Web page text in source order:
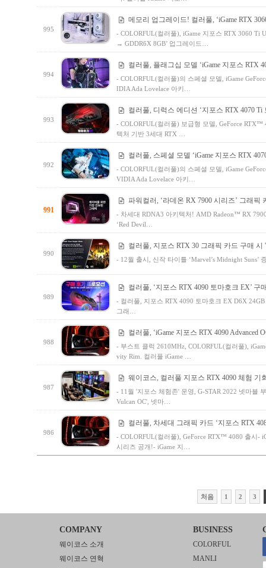
995
메모리 업그레이드! 컬러풀, ‘iGame RTX
- COLORFUL(컬러풀), iGame 지포스 RTX 3060 Ti
→ GDDR6X 8GB’ 업그레이드…
994
컬러풀, 플래그십 모델 ‘iGame 지포스 RTX
- COLORFUL(컬러풀)의 스페셜 모델, iGame
IDIA Ada Lovelace 아키…
993
컬러풀, 디럭스 에디션 ‘지포스 RTX 4070 Ti
- COLORFUL(컬러풀) 보급형 모델, GeForce
텍처 기반 3세대 RTX …
992
컬러풀, 스페셜 모델 ‘iGame 지포스 RTX
- COLORFUL(컬러풀)의 스페셜 모델, iGame
VIDIA Ada Lovelace 아키…
991
파워컬러, ‘라데온 RX 7900 시리즈’ 그래픽
- 차세대 RDNA3 아키텍처! AMD Radeon™ RX
‘Red Devil…
990
컬러풀, 지포스 RTX 30 그래픽 카드 구매
- 12월 출시, 신작 타이틀 ‘Marvel’s Midnight
989
컬러풀, ‘지포스 RTX 4090 토마호크 EX’
- 컬러풀, 지포스 RTX 4090 토마호크 EX D6X
그래…
988
컬러풀, ‘iGame 지포스 RTX 4090 Advanced
- 부스트 클럭 2610MHz, COLORFUL(컬러풀),
vity Rim. 컬러풀 iGame …
987
웨이코스, 컬러풀 지포스 RTX 4090 체험 기
- 11월 '지포스 체험존' 운영, G-STAR 2022 넷마블
Vulcan OC', 넷마…
986
컬러풀, 차세대 그래픽 카드 ‘지포스 RTX
- COLORFUL(컬러풀), GeForce RTX™ 4080 출시-
시리즈 공개!- iGame 지…
처음 1 2 3
COMPANY
웨이코스 소개
웨이코스 연혁
BUSINESS
COLORFUL
MANLI